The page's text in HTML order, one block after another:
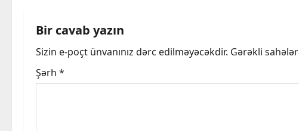
n
a
v
Bir cavab yazın
Sizin e-poçt ünvanınız dərc edilməyəcəkdir. Gərəkli sahələr
Şərh *